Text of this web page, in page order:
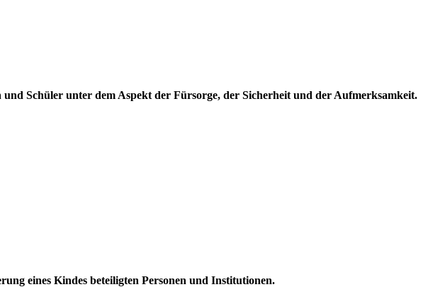
Schüler unter dem Aspekt der Fürsorge, der Sicherheit und der Aufmerksamkeit.
eines Kindes beteiligten Personen und Institutionen.